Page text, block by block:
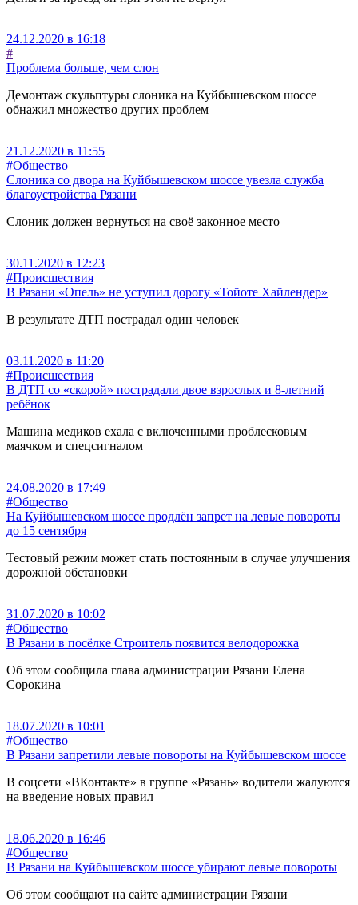
24.12.2020 в 16:18
#
Проблема больше, чем слон
Демонтаж скульптуры слоника на Куйбышевском шоссе
обнажил множество других проблем
21.12.2020 в 11:55
#Общество
Слоника со двора на Куйбышевском шоссе увезла служба
благоустройства Рязани
Слоник должен вернуться на своё законное место
30.11.2020 в 12:23
#Происшествия
В Рязани «Опель» не уступил дорогу «Тойоте Хайлендер»
В результате ДТП пострадал один человек
03.11.2020 в 11:20
#Происшествия
В ДТП со «скорой» пострадали двое взрослых и 8-летний
ребёнок
Машина медиков ехала с включенными проблесковым
маячком и спецсигналом
24.08.2020 в 17:49
#Общество
На Куйбышевском шоссе продлён запрет на левые повороты
до 15 сентября
Тестовый режим может стать постоянным в случае улучшения
дорожной обстановки
31.07.2020 в 10:02
#Общество
В Рязани в посёлке Строитель появится велодорожка
Об этом сообщила глава администрации Рязани Елена
Сорокина
18.07.2020 в 10:01
#Общество
В Рязани запретили левые повороты на Куйбышевском шоссе
В соцсети «ВКонтакте» в группе «Рязань» водители жалуются
на введение новых правил
18.06.2020 в 16:46
#Общество
В Рязани на Куйбышевском шоссе убирают левые повороты
Об этом сообщают на сайте администрации Рязани